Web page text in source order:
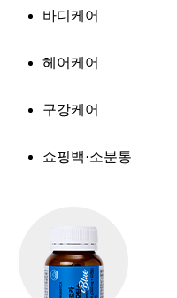
바디케어
헤어케어
구강케어
쇼핑백·소분통